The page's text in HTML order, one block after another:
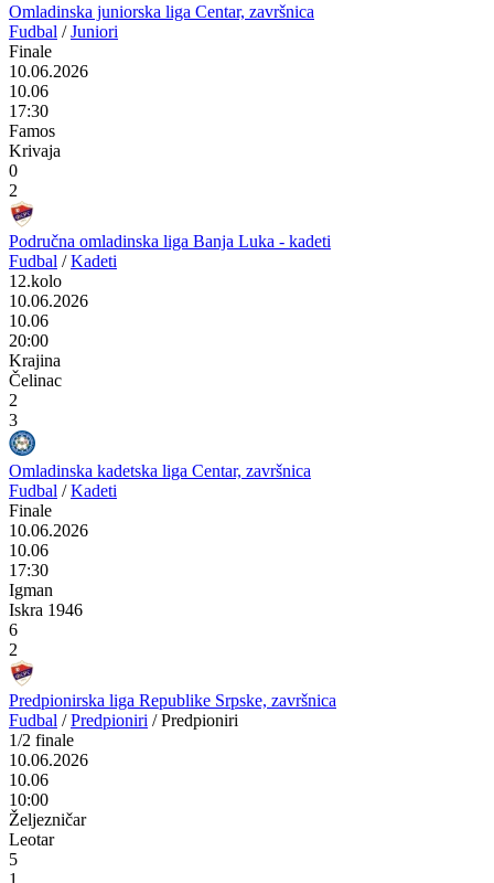
Omladinska juniorska liga Centar, završnica
Fudbal / Juniori
Finale
10.06.2026
10.06
17:30
Famos
Krivaja
0
2
Područna omladinska liga Banja Luka - kadeti
Fudbal / Kadeti
12.kolo
10.06.2026
10.06
20:00
Krajina
Čelinac
2
3
Omladinska kadetska liga Centar, završnica
Fudbal / Kadeti
Finale
10.06.2026
10.06
17:30
Igman
Iskra 1946
6
2
Predpionirska liga Republike Srpske, završnica
Fudbal / Predpioniri / Predpioniri
1/2 finale
10.06.2026
10.06
10:00
Željezničar
Leotar
5
1